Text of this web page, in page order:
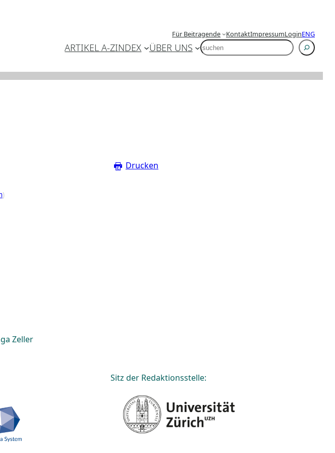
Für Beitragende KontaktImpressumLoginENG
ARTIKEL A-ZINDEX ÜBER UNS SUCHEN
)
Drucken
Zeller
Sitz der Redaktionsstelle: